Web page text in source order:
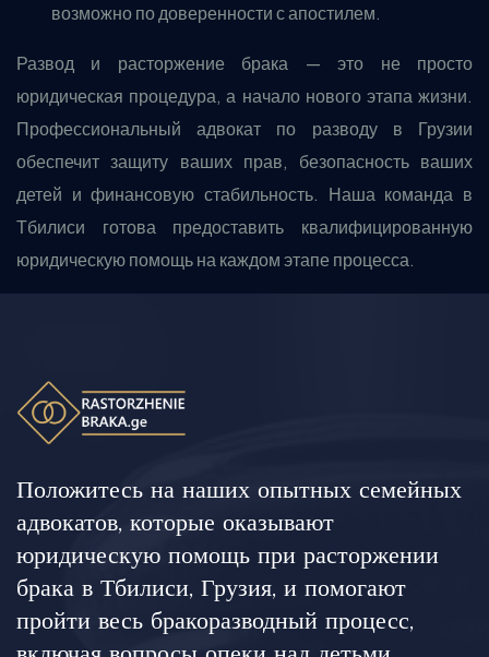
возможно по доверенности с апостилем.
Развод и расторжение брака — это не просто
юридическая процедура, а начало нового этапа жизни.
Профессиональный адвокат по разводу в Грузии
обеспечит защиту ваших прав, безопасность ваших
детей и финансовую стабильность. Наша команда в
Тбилиси готова предоставить квалифицированную
юридическую помощь на каждом этапе процесса.
Положитесь на наших опытных семейных
адвокатов, которые оказывают
юридическую помощь при расторжении
брака в Тбилиси, Грузия, и помогают
пройти весь бракоразводный процесс,